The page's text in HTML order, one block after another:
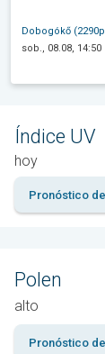
Dobogókő
sob., 08.08, 14:50
Índice UV
hoy
Pronóstico
Polen
alto
Pronóstico